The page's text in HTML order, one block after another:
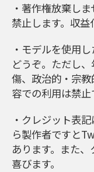
・著作権放棄し
禁止します。収益
・モデルを使用
どうぞ。ただし
傷、政治的・宗
容での利用は禁止
・クレジット表
ら製作者ですと
あります。また
喜びます。